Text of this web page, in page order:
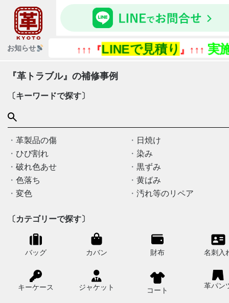
お知らせ ↑↑↑『LINEで見積り』↑↑↑ 実
『革トラブル』の補修事例
〔キーワードで探す〕
革製品の傷
日焼け
ひび割れ
染み
破れ色あせ
黒ずみ
色落ち
黄ばみ
変色
汚れ等のリペア
〔カテゴリーで探す〕
バッグ カバン 財布 名刺入
キーケース ジャケット コート
革パン